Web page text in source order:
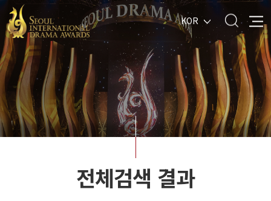
KOR
전체검색 결과